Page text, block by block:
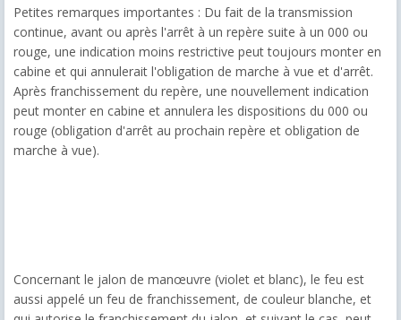
Petites remarques importantes : Du fait de la transmission
continue, avant ou après l'arrêt à un repère suite à un 000 ou
rouge, une indication moins restrictive peut toujours monter en
cabine et qui annulerait l'obligation de marche à vue et d'arrêt.
Après franchissement du repère, une nouvellement indication
peut monter en cabine et annulera les dispositions du 000 ou
rouge (obligation d'arrêt au prochain repère et obligation de
marche à vue).
Concernant le jalon de manœuvre (violet et blanc), le feu est
aussi appelé un feu de franchissement, de couleur blanche, et